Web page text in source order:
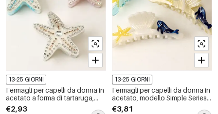
13-25 GIORNI
Fermagli per capelli da donna in
acetato a forma di tartaruga,
serie Romantic Vacation
€2,93
13-25 GIORNI
Fermagli per capelli da donna in
acetato, modello Simple Series
Cute Oceanic Style Fish.
€3,81